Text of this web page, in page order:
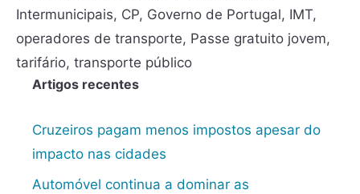
Intermunicipais, CP, Governo de Portugal, IMT,
operadores de transporte, Passe gratuito jovem,
tarifário, transporte público
Artigos recentes
Cruzeiros pagam menos impostos apesar do
impacto nas cidades
Automóvel continua a dominar as